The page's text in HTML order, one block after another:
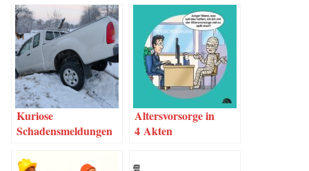
Kurio­se
Schadensmeldungen
Alters­vor­sor­ge in
4 Akten